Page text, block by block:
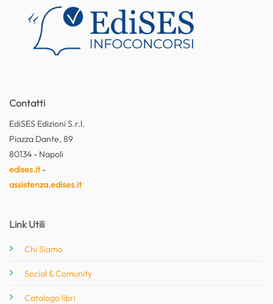
Contatti
EdiSES Edizioni S.r.l.
Piazza Dante, 89
80134 - Napoli
edises.it-
assistenza.edises.it
Link Utili
Chi Siamo
Social & Comunity
Catalogo libri